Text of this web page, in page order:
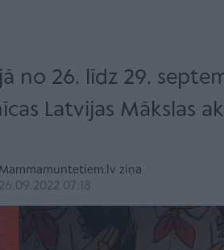
no 26. līdz 29.
Latvijas Mākslas
Mammamuntetiem.lv ziņa
26.09.2022 07:18